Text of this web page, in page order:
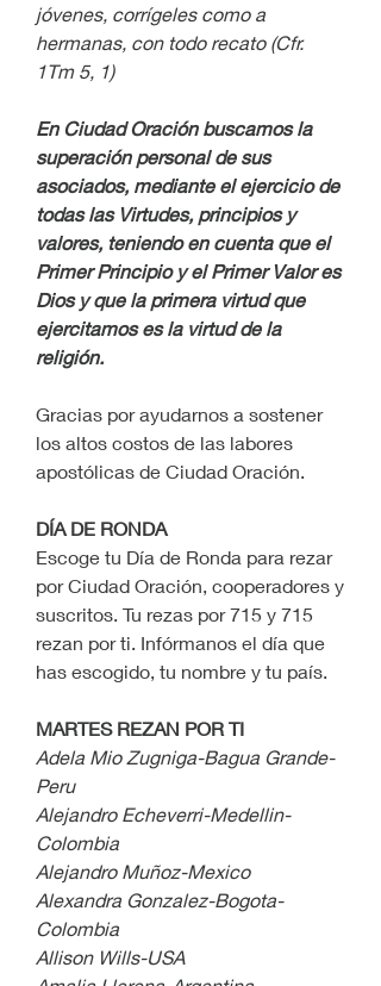
jóvenes, corrígeles como a
hermanas, con todo recato (Cfr.
1Tm 5, 1)
En Ciudad Oración buscamos la
superación personal de sus
asociados, mediante el ejercicio de
todas las Virtudes, principios y
valores, teniendo en cuenta que el
Primer Principio y el Primer Valor es
Dios y que la primera virtud que
ejercitamos es la virtud de la
religión.
Gracias por ayudarnos a sostener
los altos costos de las labores
apostólicas de Ciudad Oración.
DÍA DE RONDA
Escoge tu Día de Ronda para rezar
por Ciudad Oración, cooperadores y
suscritos. Tu rezas por 715 y 715
rezan por ti. Infórmanos el día que
has escogido, tu nombre y tu país.
MARTES REZAN POR TI
Adela Mio Zugniga-Bagua Grande-
Peru
Alejandro Echeverri-Medellin-
Colombia
Alejandro Muñoz-Mexico
Alexandra Gonzalez-Bogota-
Colombia
Allison Wills-USA